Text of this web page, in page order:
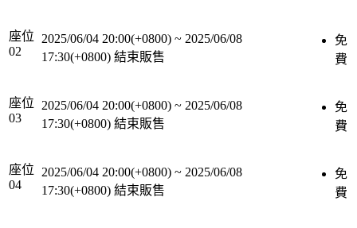
座位
02
2025/06/04 20:00(+0800) ~ 2025/06/08
17:30(+0800) 結束販售
免
費
座位
03
2025/06/04 20:00(+0800) ~ 2025/06/08
17:30(+0800) 結束販售
免
費
座位
04
2025/06/04 20:00(+0800) ~ 2025/06/08
17:30(+0800) 結束販售
免
費